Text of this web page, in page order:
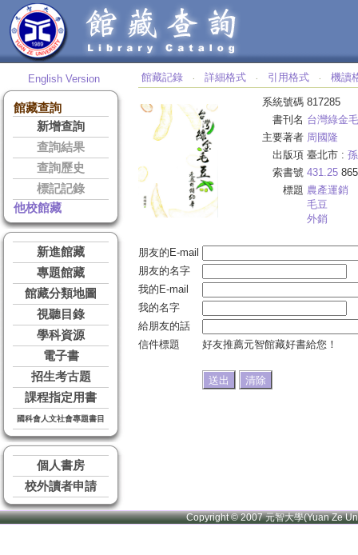
English Version
館藏查詢
新增查詢
查詢結果
查詢歷史
標記記錄
他校館藏
新進館藏
專題館藏
館藏分類地圖
視聽目錄
學科資源
電子書
招生考古題
課程指定用書
國科會人文社會專題書目
個人書房
校外讀者申請
館藏記錄 ‧ 詳細格式 ‧ 引用格式 ‧ 機讀
系統號碼 817285
書刊名 台灣綠金
主要著者 周國隆
出版項 臺北市 :
索書號 431.25
標題 農產運銷
毛豆
外銷
朋友的E-mail
朋友的名字
我的E-mail
我的名字
給朋友的話
信件標題
好友推薦元智館藏好書給您！
Copyright © 2007 元智大學(Yuan Ze